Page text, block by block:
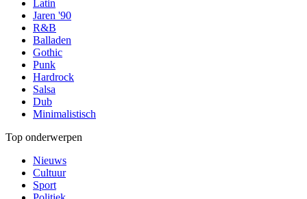
Latin
Jaren '90
R&B
Balladen
Gothic
Punk
Hardrock
Salsa
Dub
Minimalistisch
Top onderwerpen
Nieuws
Cultuur
Sport